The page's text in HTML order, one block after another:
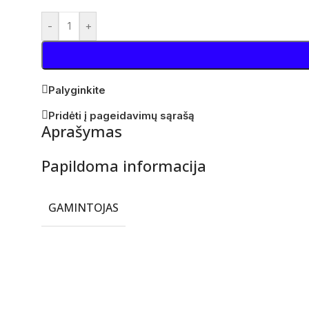
- +
Palyginkite
Pridėti į pageidavimų sąrašą
Aprašymas
Papildoma informacija
GAMINTOJAS